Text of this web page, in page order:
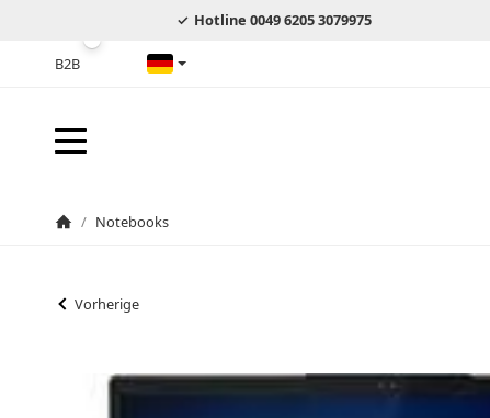
Hotline 0049 6205 3079975
B2B Deutsch
/ Notebooks
Vorherige